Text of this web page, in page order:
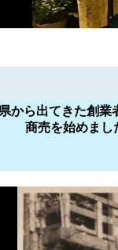
から出てきた創
商売を始めまし